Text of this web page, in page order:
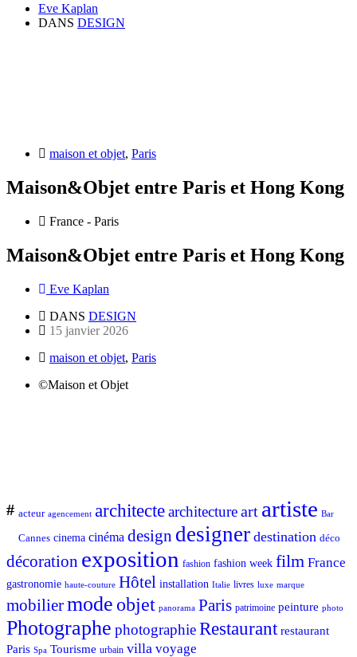
Eve Kaplan
DANS DESIGN
maison et objet, Paris
Maison&Objet entre Paris et Hong Kong
France - Paris
Maison&Objet entre Paris et Hong Kong
Eve Kaplan
DANS DESIGN
15 janvier 2026
maison et objet, Paris
©Maison et Objet
# acteur agencement architectearchitectureart artiste Bar
Cannes cinema cinéma design designer destination déco
décoration exposition fashion fashion week film France
gastronomie haute-couture Hôtel installation Italie livres luxe marque
mobiliermode objet panorama Paris patrimoine peinture photo
Photographe photographieRestaurant restaurant
Paris Spa Tourisme urbain villa voyage